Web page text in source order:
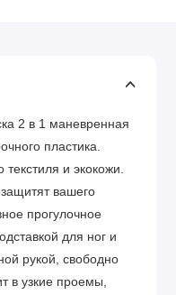
2 в 1 маневренная
пластика.
и экокожи.
вашего
прогулочное
для ног и
рукой, свободно
в узкие проемы,